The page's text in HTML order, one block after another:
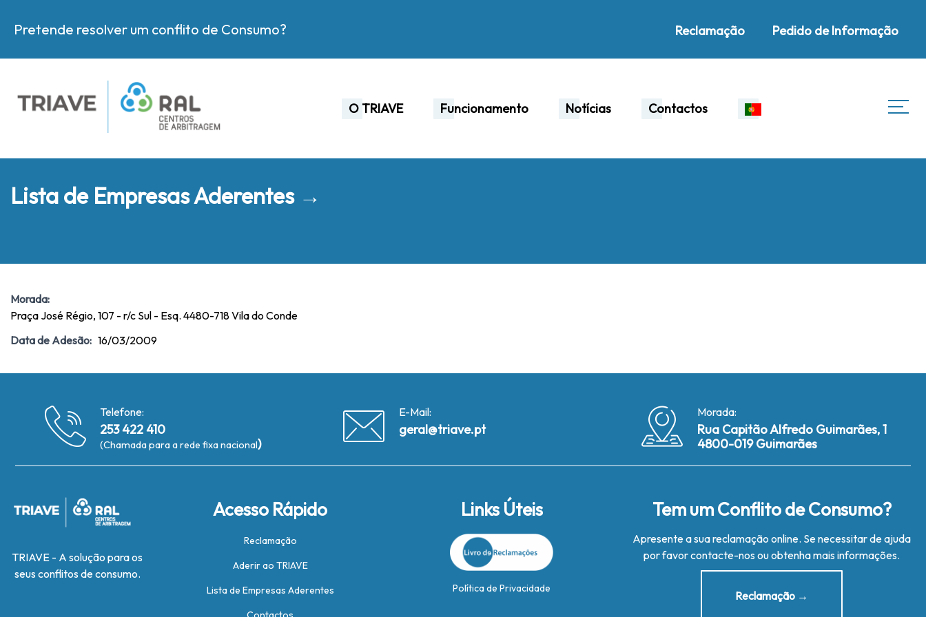
Pretende resolver um conflito de Consumo? Reclamação Pedido de Informação
O TRIAVE Funcionamento Notícias Contactos
Lista de Empresas Aderentes →
Morada:
Praça José Régio, 107 - r/c Sul - Esq. 4480-718 Vila do Conde
Data de Adesão: 16/03/2009
Telefone:
253 422 410
(Chamada para a rede fixa nacional)
E-Mail:
geral@triave.pt
Morada:
Rua Capitão Alfredo Guimarães, 1
4800-019 Guimarães
TRIAVE - A solução para os
seus conflitos de consumo.
Acesso Rápido
Reclamação
Aderir ao TRIAVE
Lista de Empresas Aderentes
Links Úteis
Política de Privacidade
Tem um Conflito de Consumo?
Apresente a sua reclamação online. Se necessitar de ajuda
por favor contacte-nos ou obtenha mais informações.
Reclamação →